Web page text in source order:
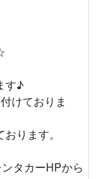
す♪
けておりま
ります。
タカーHPから